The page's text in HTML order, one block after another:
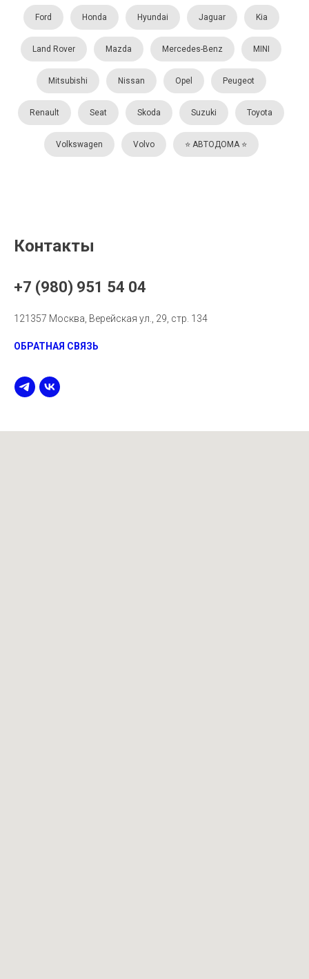
Ford Honda Hyundai Jaguar Kia
Land Rover Mazda Mercedes-Benz MINI
Mitsubishi Nissan Opel Peugeot
Renault Seat Skoda Suzuki Toyota
Volkswagen Volvo ⭐️ АВТОДОМА ⭐️
Контакты
+7 (980) 951 54 04
121357 Москва, Верейская ул., 29, стр. 134
ОБРАТНАЯ СВЯЗЬ